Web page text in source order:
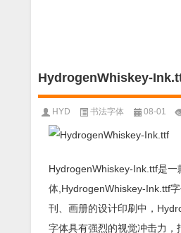
HydrogenWhiskey-
HYD 书法字体 08-01
HydrogenWhiskey-Ink.ttf是一
体,HydrogenWhiskey-Ink.ttf
刊、画册的设计印刷中，
字体具有强烈的视觉冲击力，